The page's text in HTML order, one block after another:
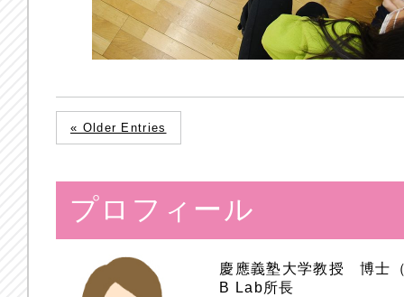
« Older Entries
プロフィール
慶應義塾大学教授 博士
B Lab所長